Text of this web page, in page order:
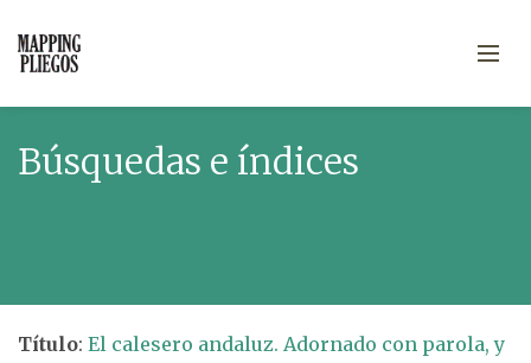
Búsquedas e índices
Título: El calesero andaluz. Adornado con parola, y